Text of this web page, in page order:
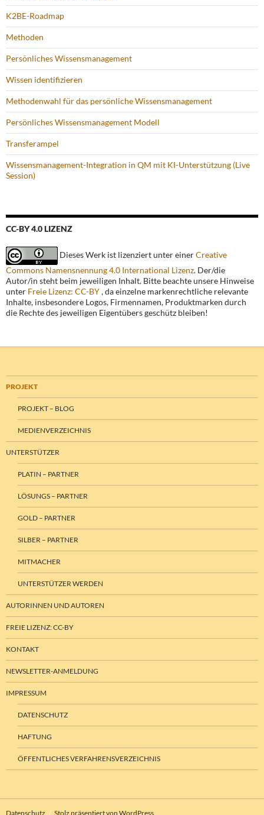
K2BE-Roadmap
Methoden
Persönliches Wissensmanagement
Wissen identifizieren
Methodenwahl für das persönliche Wissensmanagement
Persönliches Wissensmanagement Modell
Transferampel
Wissensmanagement-Integration in QM mit KI-Unterstützung (Live
Session)
CC-BY 4.0 LIZENZ
Dieses Werk ist lizenziert unter einerCreative
Commons Namensnennung 4.0 International Lizenz. Der/die
Autor/in steht beim jeweiligen Inhalt. Bitte beachte unsere Hinweise
unter Freie Lizenz: CC-BY, da einzelne markenrechtliche relevante
Inhalte, insbesondere Logos, Firmennamen, Produktmarken durch
die Rechte des jeweiligen Eigentübers geschütz bleiben!
PROJEKT
PROJEKT – BLOG
MEDIENVERZEICHNIS
UNTERSTÜTZER
PLATIN – PARTNER
LÖSUNGS – PARTNER
GOLD – PARTNER
SILBER – PARTNER
MITMACHER
UNTERSTÜTZER WERDEN
AUTORINNEN UND AUTOREN
FREIE LIZENZ: CC-BY
KONTAKT
NEWSLETTER-ANMELDUNG
IMPRESSUM
DATENSCHUTZ
HAFTUNG
ÖFFENTLICHES VERFAHRENSVERZEICHNIS
Datenschutz Stolz präsentiert von WordPress